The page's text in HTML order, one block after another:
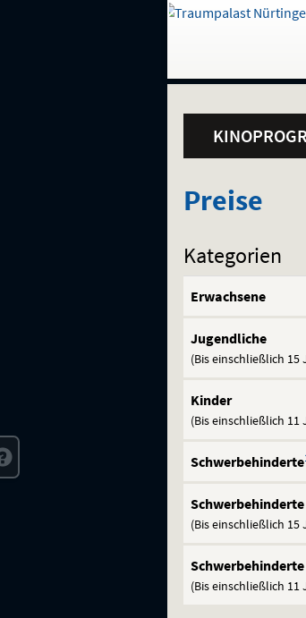
direkt
Inhalt
Menü
und
Gehe
Standortauswahl
Preise
Preise
Kategorien
Erwachsene
Jugendliche
(Bis einschließlich 15
Kinder
(Bis einschließlich 11
Schwerbehinderte
(Bis einschließlich 15
(Bis einschließlich 11